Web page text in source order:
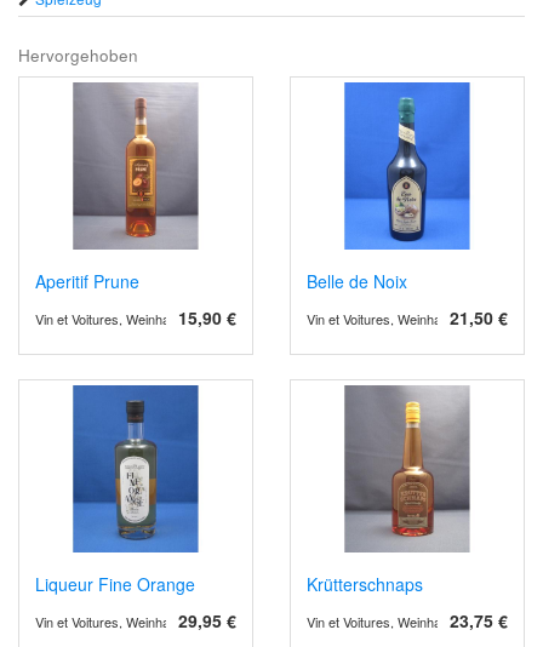
Hervorgehoben
Aperitif Prune
15,90 €
Vin et Voitures, Weinhandel und Weinimport
Belle de Noix
21,50 €
Vin et Voitures, Weinhandel und
Liqueur Fine Orange
29,95 €
Vin et Voitures, Weinhandel und Weinimport
Krütterschnaps
23,75 €
Vin et Voitures, Weinhandel und